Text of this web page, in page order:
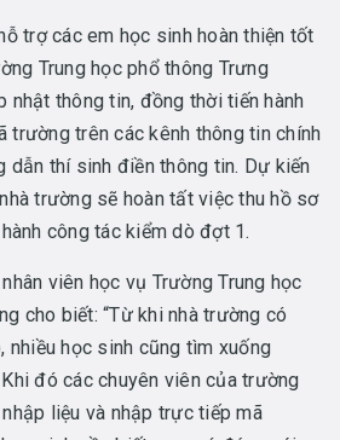
trợ các em học sinh hoàn thiện tốt
Trung học phổ thông Trưng
nhật thông tin, đồng thời tiến hành
trường trên các kênh thông tin chính
dẫn thí sinh điền thông tin. Dự kiến
trường sẽ hoàn tất việc thu hồ sơ
công tác kiểm dò đợt 1.
viên học vụ Trường Trung học
cho biết: “Từ khi nhà trường có
nhiều học sinh cũng tìm xuống
đó các chuyên viên của trường
liệu và nhập trực tiếp mã